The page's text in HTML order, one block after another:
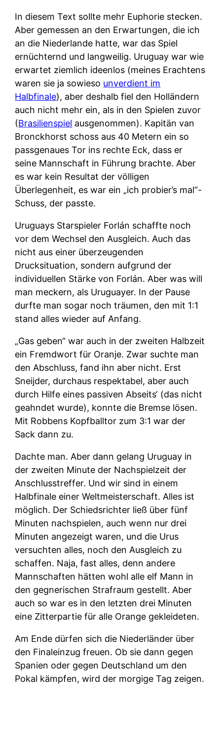
In diesem Text sollte mehr Euphorie stecken.
Aber gemessen an den Erwartungen, die ich
an die Niederlande hatte, war das Spiel
ernüchternd und langweilig. Uruguay war wie
erwartet ziemlich ideenlos (meines Erachtens
waren sie ja sowieso unverdient im
Halbfinale), aber deshalb fiel den Holländern
auch nicht mehr ein, als in den Spielen zuvor
(Brasilienspiel ausgenommen). Kapitän van
Bronckhorst schoss aus 40 Metern ein so
passgenaues Tor ins rechte Eck, dass er
seine Mannschaft in Führung brachte. Aber
es war kein Resultat der völligen
Überlegenheit, es war ein „ich probier’s mal“-
Schuss, der passte.
Uruguays Starspieler Forlán schaffte noch
vor dem Wechsel den Ausgleich. Auch das
nicht aus einer überzeugenden
Drucksituation, sondern aufgrund der
individuellen Stärke von Forlán. Aber was will
man meckern, als Uruguayer. In der Pause
durfte man sogar noch träumen, den mit 1:1
stand alles wieder auf Anfang.
„Gas geben“ war auch in der zweiten Halbzeit
ein Fremdwort für Oranje. Zwar suchte man
den Abschluss, fand ihn aber nicht. Erst
Sneijder, durchaus respektabel, aber auch
durch Hilfe eines passiven Abseits‘ (das nicht
geahndet wurde), konnte die Bremse lösen.
Mit Robbens Kopfballtor zum 3:1 war der
Sack dann zu.
Dachte man. Aber dann gelang Uruguay in
der zweiten Minute der Nachspielzeit der
Anschlusstreffer. Und wir sind in einem
Halbfinale einer Weltmeisterschaft. Alles ist
möglich. Der Schiedsrichter ließ über fünf
Minuten nachspielen, auch wenn nur drei
Minuten angezeigt waren, und die Urus
versuchten alles, noch den Ausgleich zu
schaffen. Naja, fast alles, denn andere
Mannschaften hätten wohl alle elf Mann in
den gegnerischen Strafraum gestellt. Aber
auch so war es in den letzten drei Minuten
eine Zitterpartie für alle Orange gekleideten.
Am Ende dürfen sich die Niederländer über
den Finaleinzug freuen. Ob sie dann gegen
Spanien oder gegen Deutschland um den
Pokal kämpfen, wird der morgige Tag zeigen.